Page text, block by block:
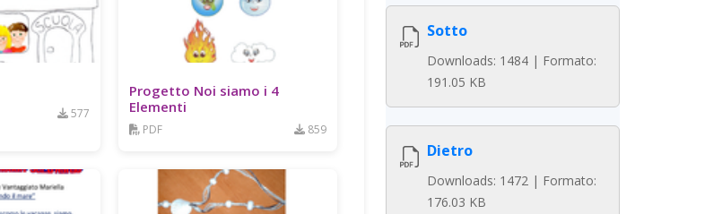
577
Progetto Noi siamo i 4
Elementi
PDF 859
Sotto
Downloads: 1484 | Formato:
191.05 KB
Dietro
Downloads: 1472 | Formato:
176.03 KB